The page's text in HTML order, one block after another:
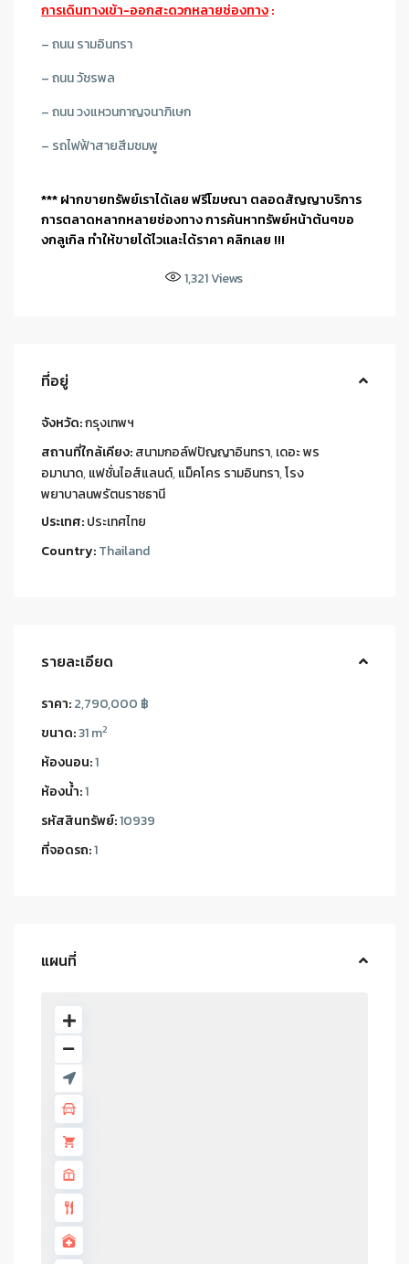
การเดินทางเข้า-ออกสะดวกหลายช่องทาง:
– ถนน รามอินทรา
– ถนน วัชรพล
– ถนน วงแหวนกาญจนาภิเษก
– รถไฟฟ้าสายสีมชมพู
*** ฝากขายทรัพย์เราได้เลย ฟรีโฆษณา ตลอดสัญญาบริการ
การตลาดหลากหลายช่องทาง การค้นหาทรัพย์หน้าต้นๆขอ
งกลูเกิล ทำให้ขายได้ไวและได้ราคา คลิกเลย !!!
1,321Views
ที่อยู่
จังหวัด:กรุงเทพฯ
สถานที่ใกล้เคียง:สนามกอล์ฟปัญญาอินทรา,เดอะ พร
อมานาด,แฟชั่นไอส์แลนด์,แม็คโคร รามอินทรา,โรง
พยาบาลนพรัตนราชธานี
ประเทศ:ประเทศไทย
Country:Thailand
รายละเอียด
ราคา:2,790,000 ฿
ขนาด:31 m2
ห้องนอน:1
ห้องน้ำ:1
รหัสสินทรัพย์:10939
ที่จอดรถ:1
แผนที่